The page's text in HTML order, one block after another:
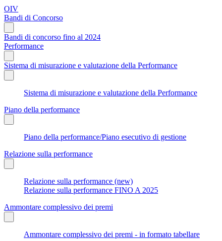
OIV
Bandi di Concorso
Bandi di concorso fino al 2024
Performance
Sistema di misurazione e valutazione della Performance
Sistema di misurazione e valutazione della Performance
Piano della performance
Piano della performance/Piano esecutivo di gestione
Relazione sulla performance
Relazione sulla performance (new)
Relazione sulla performance FINO A 2025
Ammontare complessivo dei premi
Ammontare complessivo dei premi - in formato tabellare